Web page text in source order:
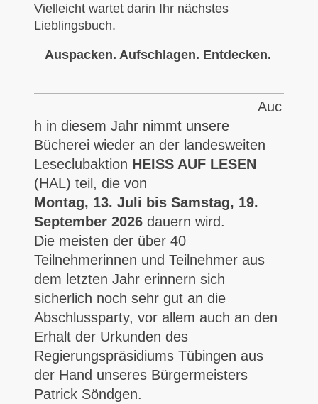
Vielleicht wartet darin Ihr nächstes
Lieblingsbuch.
Auspacken. Aufschlagen. Entdecken.
Auc
h in diesem Jahr nimmt unsere
Bücherei wieder an der landesweiten
Leseclubaktion HEISS AUF LESEN
(HAL) teil, die von
Montag, 13. Juli bis Samstag, 19.
September 2026 dauern wird.
Die meisten der über 40
Teilnehmerinnen und Teilnehmer aus
dem letzten Jahr erinnern sich
sicherlich noch sehr gut an die
Abschlussparty, vor allem auch an den
Erhalt der Urkunden des
Regierungspräsidiums Tübingen aus
der Hand unseres Bürgermeisters
Patrick Söndgen.